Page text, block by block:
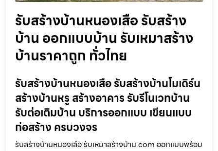
รับสร้างบ้านหนองเสือ รับสร้าง
บ้าน ออกแบบบ้าน รับเหมาสร้าง
บ้านราคาถูก ทั่วไทย
รับสร้างบ้านหนองเสือ รับสร้างบ้านโมเดิร์น
สร้างบ้านหรู สร้างอาคาร รับรีโนเวทบ้าน
รับต่อเติมบ้าน บริการออกแบบ เขียนแบบ
ก่อสร้าง ครบวงจร
รับสร้างบ้านหนองเสือ รับเหมาสร้างบ้าน.com ออกแบบพร้อม